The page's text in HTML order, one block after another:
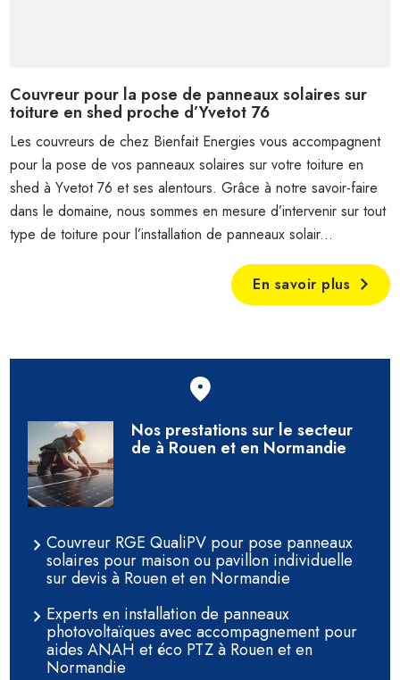
Couvreur pour la pose de panneaux solaires sur
toiture en shed proche d’Yvetot 76
Les couvreurs de chez Bienfait Energies vous accompagnent
pour la pose de vos panneaux solaires sur votre toiture en
shed à Yvetot 76 et ses alentours. Grâce à notre savoir-faire
dans le domaine, nous sommes en mesure d’intervenir sur tout
type de toiture pour l’installation de panneaux solair...
En savoir plus
Nos prestations sur le secteur
de à Rouen et en Normandie
Couvreur RGE QualiPV pour pose panneaux
solaires pour maison ou pavillon individuelle
sur devis à Rouen et en Normandie
Experts en installation de panneaux
photovoltaïques avec accompagnement pour
aides ANAH et éco PTZ à Rouen et en
Normandie